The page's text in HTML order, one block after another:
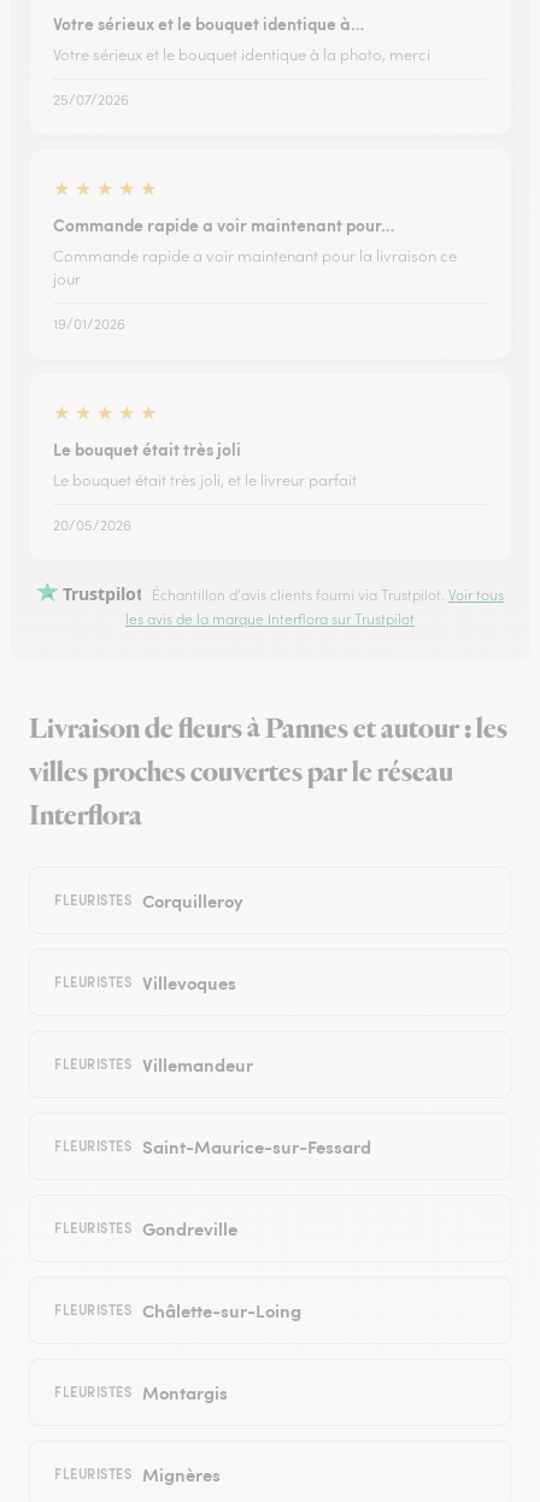
Votre sérieux et le bouquet identique à…
Votre sérieux et le bouquet identique à la photo, merci
25/07/2026
★ ★ ★ ★ ★
Commande rapide a voir maintenant pour…
Commande rapide a voir maintenant pour la livraison ce
jour
19/01/2026
★ ★ ★ ★ ★
Le bouquet était très joli
Le bouquet était très joli, et le livreur parfait
20/05/2026
Trustpilot Échantillon d'avis clients fourni via Trustpilot. Voir tous
les avis de la marque Interflora sur Trustpilot
Livraison de fleurs à Pannes et autour : les
villes proches couvertes par le réseau
Interflora
FLEURISTES Corquilleroy
FLEURISTES Villevoques
FLEURISTES Villemandeur
FLEURISTES Saint-Maurice-sur-Fessard
FLEURISTES Gondreville
FLEURISTES Châlette-sur-Loing
FLEURISTES Montargis
FLEURISTES Mignères